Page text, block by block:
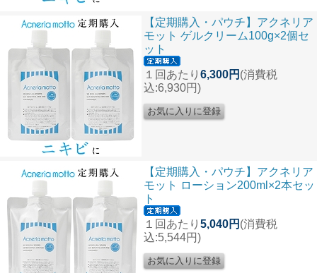
【定期購入・パウチ】アクネリア
モット ゲルクリーム100g×2個セ
ット
１回あたり 6,300円 (消費税
込:6,930円)
【定期購入・パウチ】アクネリア
モット ローション200ml×2本セッ
ト
１回あたり 5,040円 (消費税
込:5,544円)